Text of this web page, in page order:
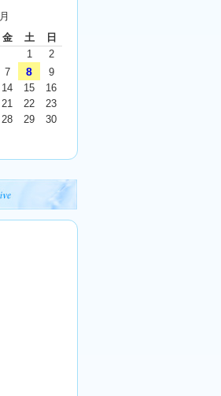
金 土 日
1
2
7 8
9
14 15
16
21 22
23
28 29
30